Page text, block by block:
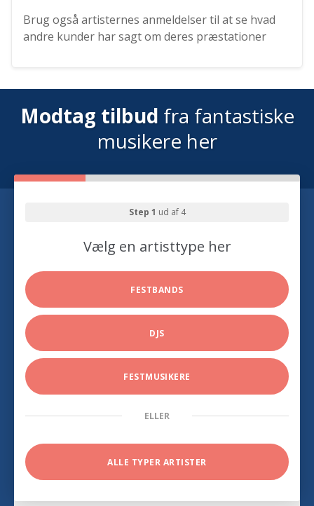
Brug også artisternes anmeldelser til at se hvad
andre kunder har sagt om deres præstationer
Modtag tilbud fra fantastiske
musikere her
Step 1 ud af 4
Vælg en artisttype her
FESTBANDS
DJS
FESTMUSIKERE
ELLER
ALLE TYPER ARTISTER